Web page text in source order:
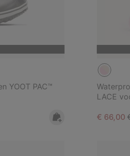
YOOT PAC™
LACE
Sale
€ 66,00